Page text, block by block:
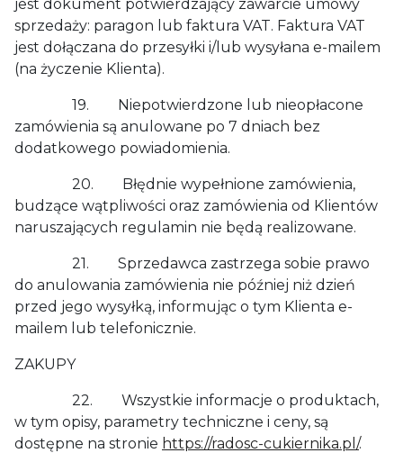
jest dokument potwierdzający zawarcie umowy
sprzedaży: paragon lub faktura VAT. Faktura VAT
jest dołączana do przesyłki i/lub wysyłana e-mailem
(na życzenie Klienta).
19. Niepotwierdzone lub nieopłacone
zamówienia są anulowane po 7 dniach bez
dodatkowego powiadomienia.
20. Błędnie wypełnione zamówienia,
budzące wątpliwości oraz zamówienia od Klientów
naruszających regulamin nie będą realizowane.
21. Sprzedawca zastrzega sobie prawo
do anulowania zamówienia nie później niż dzień
przed jego wysyłką, informując o tym Klienta e-
mailem lub telefonicznie.
ZAKUPY
22. Wszystkie informacje o produktach,
w tym opisy, parametry techniczne i ceny, są
dostępne na stronie https://radosc-cukiernika.pl/.